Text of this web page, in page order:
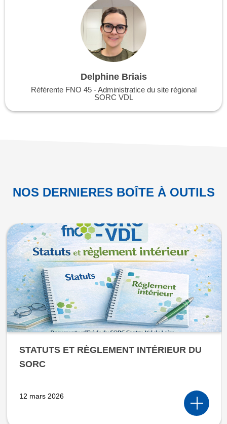
Delphine Briais
Référente FNO 45 - Administratice du site régional
SORC VDL
NOS DERNIERES BOÎTE À OUTILS
STATUTS ET RÈGLEMENT INTÉRIEUR DU
SORC
12 mars 2026